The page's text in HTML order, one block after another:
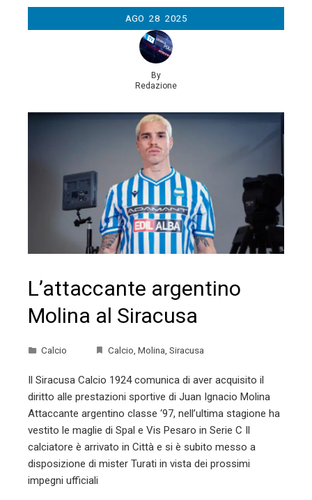
AGO 28 2025
By
Redazione
L’attaccante argentino
Molina al Siracusa
Calcio Calcio Molina Siracusa
Il Siracusa Calcio 1924 comunica di aver acquisito il
diritto alle prestazioni sportive di Juan Ignacio Molina
Attaccante argentino classe ‘97, nell’ultima stagione ha
vestito le maglie di Spal e Vis Pesaro in Serie C Il
calciatore è arrivato in Città e si è subito messo a
disposizione di mister Turati in vista dei prossimi
impegni ufficiali